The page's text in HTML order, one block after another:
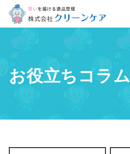
お役立ちコラム